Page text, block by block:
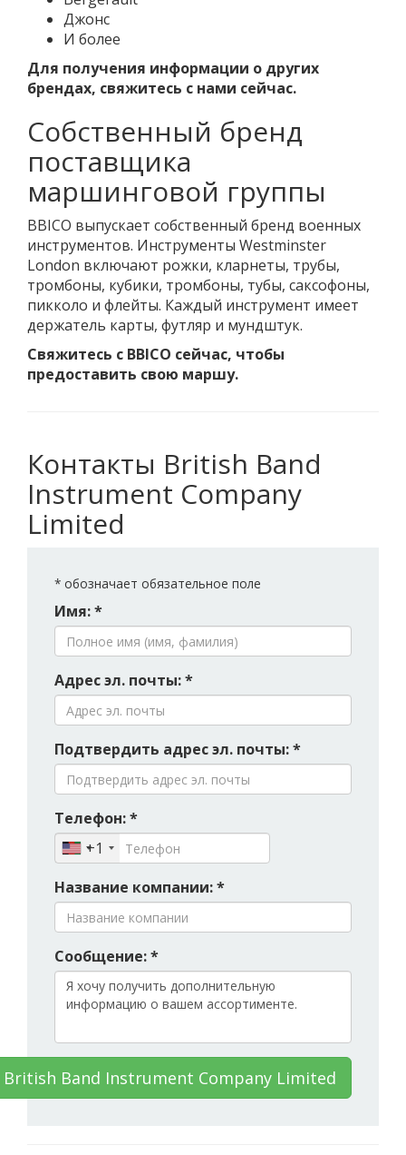
Джонс
И более
Для получения информации о других
брендах, свяжитесь с нами сейчас.
Собственный бренд
поставщика
маршинговой группы
BBICO выпускает собственный бренд военных
инструментов. Инструменты Westminster
London включают рожки, кларнеты, трубы,
тромбоны, кубики, тромбоны, тубы, саксофоны,
пикколо и флейты. Каждый инструмент имеет
держатель карты, футляр и мундштук.
Свяжитесь с BBICO сейчас, чтобы
предоставить свою маршу.
Контакты British Band
Instrument Company
Limited
* обозначает обязательное поле
Имя: *
Адрес эл. почты: *
Подтвердить адрес эл. почты: *
Телефон: *
+1
Название компании: *
Сообщение: *
Band Instrument Company Limited